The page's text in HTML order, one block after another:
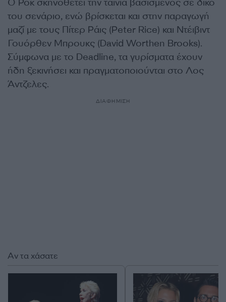
Ο Ροκ σκηνοθετεί την ταινία βασισμένος σε δικό
του σενάριο, ενώ βρίσκεται και στην παραγωγή
μαζί με τους Πίτερ Ράις (Peter Rice) και Ντέιβιντ
Γουόρθεν Μπρουκς (David Worthen Brooks).
Σύμφωνα με το Deadline, τα γυρίσματα έχουν
ήδη ξεκινήσει και πραγματοποιούνται στο Λος
Άντζελες.
ΔΙΑΦΗΜΙΣΗ
Αν τα χάσατε